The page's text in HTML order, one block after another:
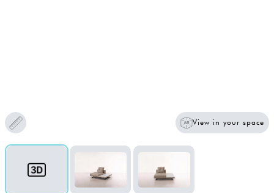
View in your space